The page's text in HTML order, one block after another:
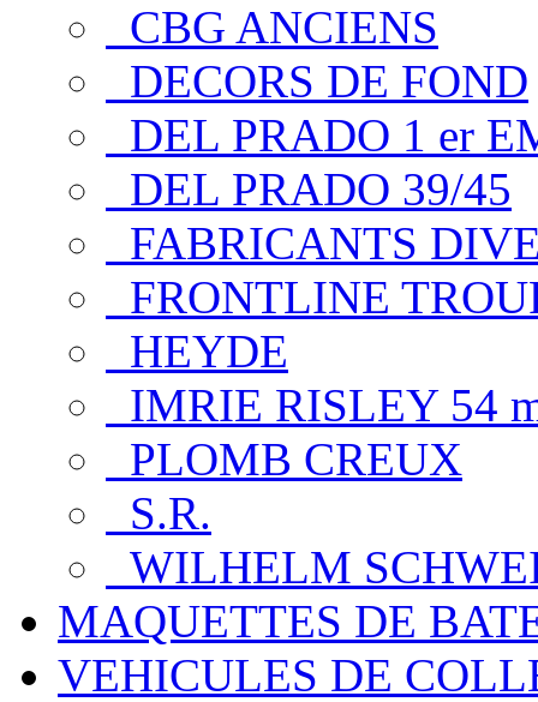
CBG ANCIENS
DECORS DE FOND
DEL PRADO 1 er
DEL PRADO 39/45
FABRICANTS
FRONTLINE
HEYDE
IMRIE RISLEY 54
PLOMB CREUX
S.R.
WILHELM
MAQUETTES DE
VEHICULES DE